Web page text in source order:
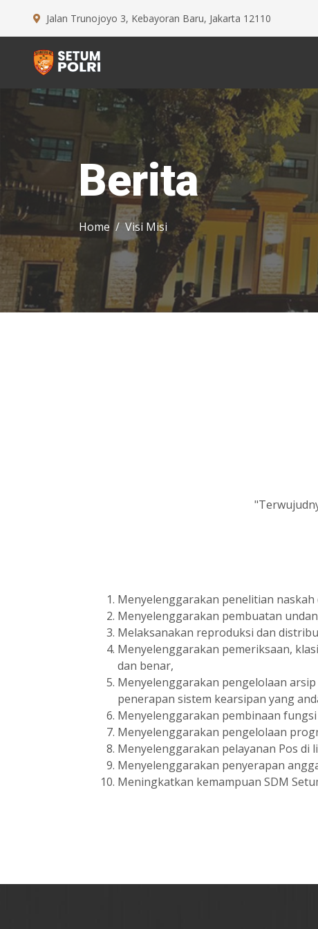
Jalan Trunojoyo 3, Kebayoran Baru, Jakarta 12110
Berita
Home Visi Misi
Menyelenggarakan penelitian
Menyelenggarakan pembuatan
Melaksanakan reproduksi dan
Menyelenggarakan pemeriksaan,
dan benar,
Menyelenggarakan pengelolaan
penerapan sistem kearsipan yang
Menyelenggarakan pembinaan
Menyelenggarakan pengelolaan
Menyelenggarakan pelayanan Pos di
Menyelenggarakan penyerapan
Meningkatkan kemampuan SDM